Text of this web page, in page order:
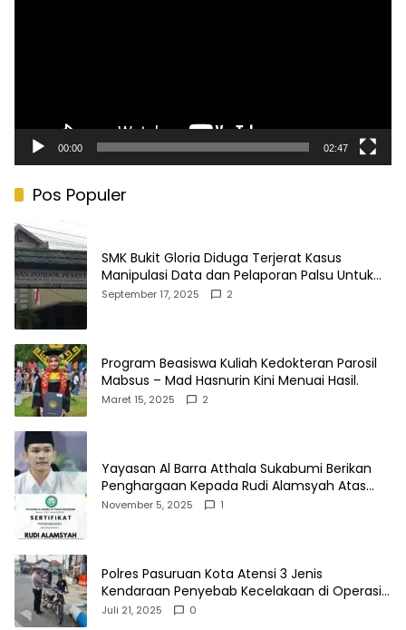
00:00 02:47
Pos Populer
SMK Bukit Gloria Diduga Terjerat Kasus
Manipulasi Data dan Pelaporan Palsu Untuk
Mendapatkan Dana Bos
September 17, 2025 2
Program Beasiswa Kuliah Kedokteran Parosil
Mabsus – Mad Hasnurin Kini Menuai Hasil.
Maret 15, 2025 2
Yayasan Al Barra Atthala Sukabumi Berikan
Penghargaan Kepada Rudi Alamsyah Atas
Kontribusi Sosial dan Kemasyarakatan
November 5, 2025 1
Polres Pasuruan Kota Atensi 3 Jenis
Kendaraan Penyebab Kecelakaan di Operasi
Patuh Semeru 2025
Juli 21, 2025 0